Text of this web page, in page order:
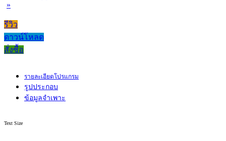
»
รีวิว
ดาวน์โหลด
สั่งซื้อ
รายละเอียดโปรแกรม
รูปประกอบ
ข้อมูลจำเพาะ
Text Size